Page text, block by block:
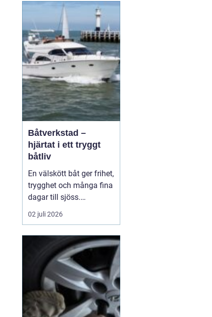
bilen i toppskick är
därför avgörande för att
både förlänga dess
livslängd och behålla ett
högt andrahand...
Båtverkstad –
hjärtat i ett tryggt
båtliv
En välskött båt ger frihet,
trygghet och många fina
dagar till sjöss.
Samtidigt kräver ett
säkert båtliv mer än bara
snabb avspolning efter
säsongen. För mån...
02 juli 2026